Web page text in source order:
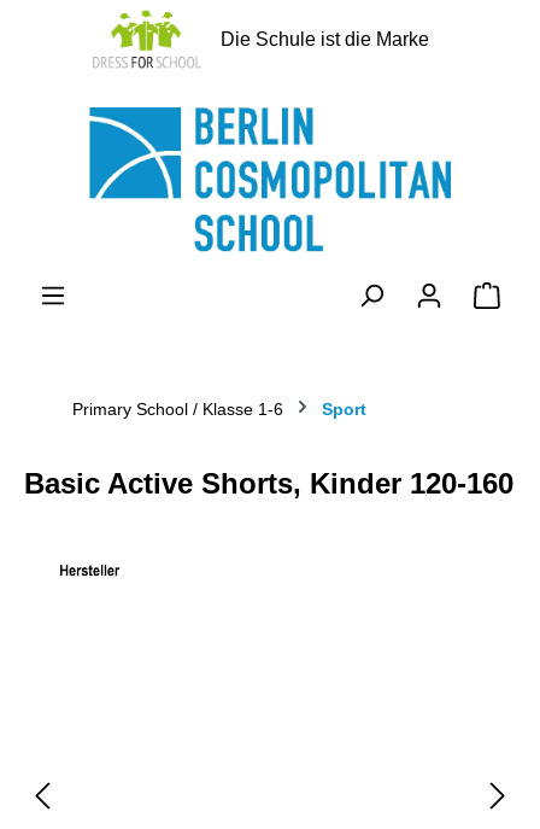
springen
Die Schule ist die Marke
Primary School / Klasse 1-6 Sport
Basic Active Shorts, Kinder 120-160